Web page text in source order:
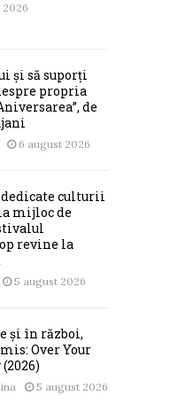
2026
și să suporți
propria
de
6 august 2026
culturii
mijloc de
revine la
5 august 2026
și în război,
Over Your
5 august 2026